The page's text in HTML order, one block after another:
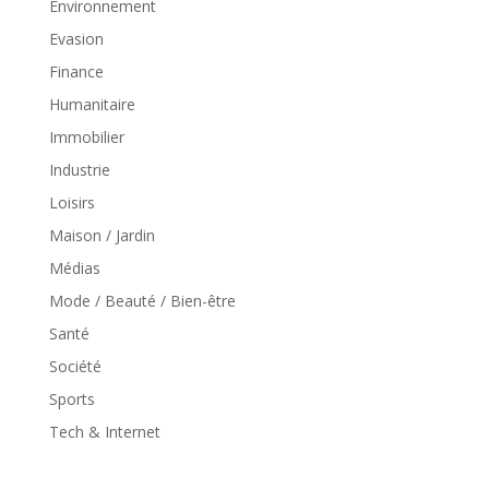
Environnement
Evasion
Finance
Humanitaire
Immobilier
Industrie
Loisirs
Maison / Jardin
Médias
Mode / Beauté / Bien-être
Santé
Société
Sports
Tech & Internet